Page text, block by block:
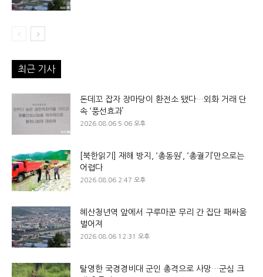
최근 기사
돈데꼬 잡자 장마당이 환전소 됐다…외화 거래 단
속 ‘풍선효과’
2026.08.06 5:06 오후
[북한읽기] 재해 방지, ‘총동원’, ‘총궐기’만으로는
어렵다
2026.08.06 2:47 오후
혜산청년역 앞에서 구루마꾼 무리 간 집단 패싸움
벌어져
2026.08.06 12:31 오후
탈영한 국경경비대 군인 총격으로 사망…군심 크